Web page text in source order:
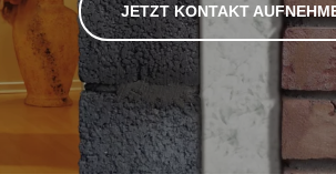
JETZT KONTAKT